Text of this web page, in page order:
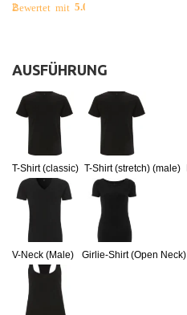
Bewertet mit 5.00
2
AUSFÜHRUNG
T-Shirt (classic) T-Shirt (stretch) (male)
V-Neck (Male) Girlie-Shirt (Open Neck)